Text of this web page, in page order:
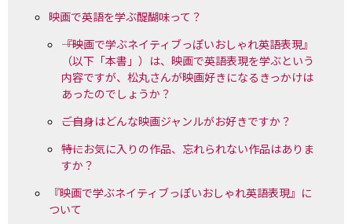
映画で英語を学ぶ醍醐味って？
――『映画で学ぶネイティブっぽいおしゃれ英語表現』
（以下「本書」）は、映画で英語表現を学ぶという
内容ですが、松丸さんが映画好きになるきっかけは
あったのでしょうか？
――ご自身はどんな映画ジャンルがお好きですか？
――特にお気に入りの作品、忘れられない作品はありま
すか？
『映画で学ぶネイティブっぽいおしゃれ英語表現』に
ついて